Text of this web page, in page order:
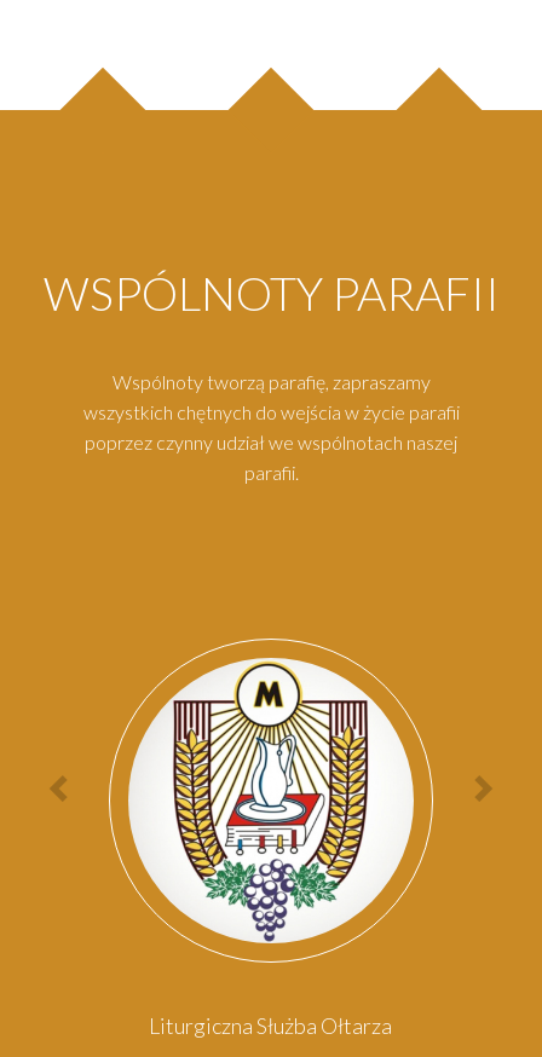
WSPÓLNOTY PARAFII
Wspólnoty tworzą parafię, zapraszamy
wszystkich chętnych do wejścia w życie parafii
poprzez czynny udział we wspólnotach naszej
parafii.
Poprzednia
osoba
Liturgiczna Służba Ołtarza